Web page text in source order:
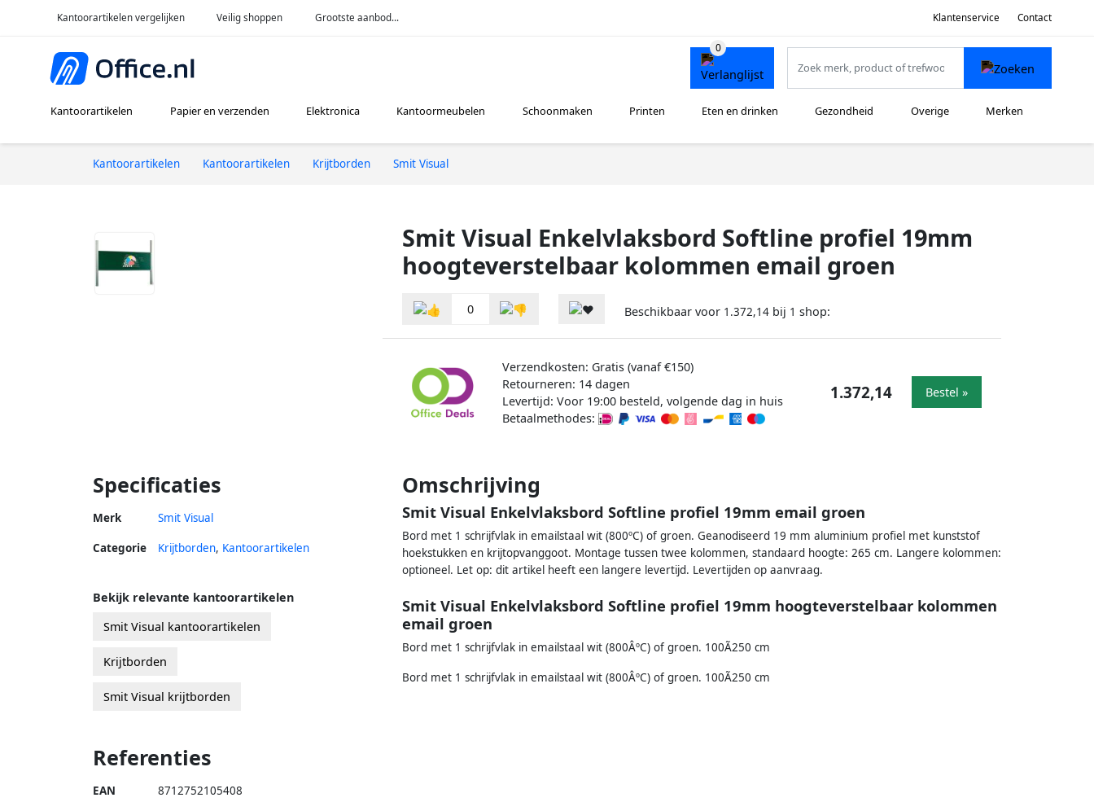
Kantoorartikelen vergelijken Veilig shoppen Grootste aanbod... Klantenservice Contact
Kantoorartikelen Papier en verzenden Elektronica Kantoormeubelen Schoonmaken Printen Eten en drinken Gezondheid Overige Merken
Kantoorartikelen Kantoorartikelen Krijtborden Smit Visual
Smit Visual Enkelvlaksbord Softline profiel 19mm
hoogteverstelbaar kolommen email groen
0 Beschikbaar voor 1.372,14 bij 1 shop:
Verzendkosten: Gratis (vanaf €150)
Retourneren: 14 dagen
Levertijd: Voor 19:00 besteld, volgende dag in huis
Betaalmethodes:
1.372,14 Bestel »
Specificaties
Merk Smit Visual
Categorie Krijtborden, Kantoorartikelen
Omschrijving
Smit Visual Enkelvlaksbord Softline profiel 19mm email groen
Bord met 1 schrijfvlak in emailstaal wit (800ºC) of groen. Geanodiseerd 19 mm aluminium profiel met kunststof
hoekstukken en krijtopvanggoot. Montage tussen twee kolommen, standaard hoogte: 265 cm. Langere kolommen:
optioneel. Let op: dit artikel heeft een langere levertijd. Levertijden op aanvraag.
Smit Visual Enkelvlaksbord Softline profiel 19mm hoogteverstelbaar kolommen
email groen
Bord met 1 schrijfvlak in emailstaal wit (800ÂºC) of groen. 100Ã250 cm
Bord met 1 schrijfvlak in emailstaal wit (800ÂºC) of groen. 100Ã250 cm
Bekijk relevante kantoorartikelen
Smit Visual kantoorartikelen
Krijtborden
Smit Visual krijtborden
Referenties
EAN 8712752105408